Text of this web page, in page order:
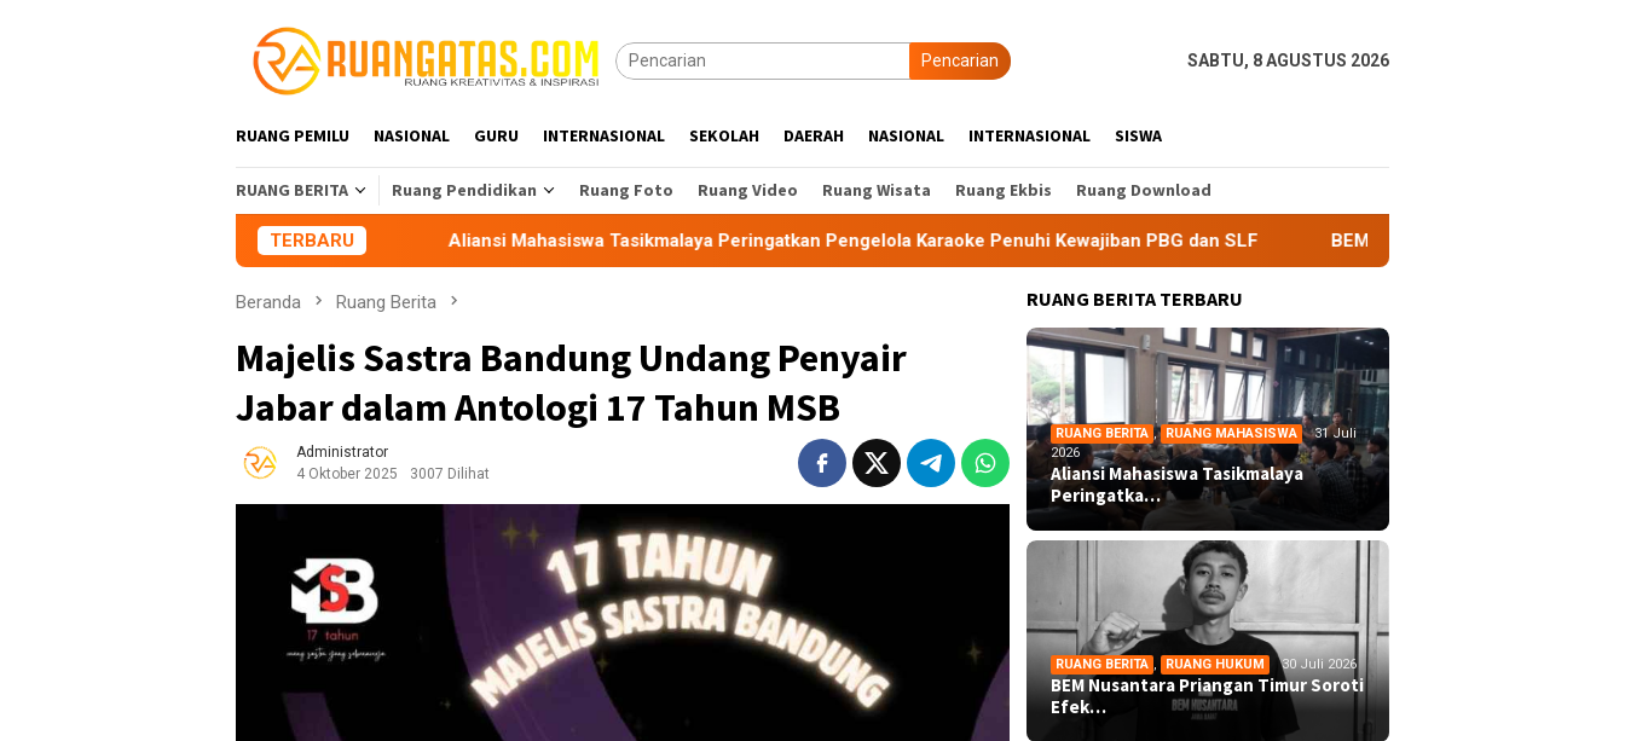
Pencarian SABTU, 8 AGUSTUS 2026
RUANG PEMILU NASIONAL GURU INTERNASIONAL SEKOLAH DAERAH NASIONAL INTERNASIONAL SISWA
RUANG BERITA Ruang Pendidikan Ruang Foto Ruang Video Ruang Wisata Ruang Ekbis Ruang Download
TERBARUAliansi Mahasiswa Tasikmalaya Peringatkan Pengelola Karaoke Penuhi Kewajiban PBG dan SLF BEM Nusantara Priangan Timur Soroti Efektivitas
Beranda Ruang Berita
Majelis Sastra Bandung Undang Penyair
Jabar dalam Antologi 17 Tahun MSB
Administrator
4 Oktober 2025
3007 Dilihat
RUANG BERITA TERBARU
RUANG BERITA , RUANG MAHASISWA
31 Juli
2026
Aliansi Mahasiswa Tasikmalaya
Peringatka…
RUANG BERITA , RUANG HUKUM 30 Juli 2026
BEM Nusantara Priangan Timur Soroti
Efek…